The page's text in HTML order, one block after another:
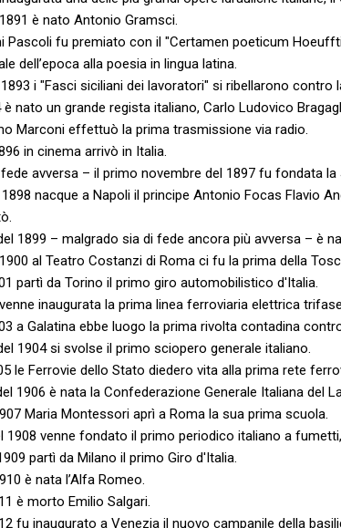
è nato Antonio Gramsci.
Pascoli fu premiato con il "Certamen poeticum
dell’epoca alla poesia in lingua latina.
i "Fasci siciliani dei lavoratori" si ribellarono contro
è nato un grande regista italiano, Carlo Ludovico
Marconi effettuò la prima trasmissione via radio.
in cinema arrivò in Italia.
avversa – il primo novembre del 1897 fu fondata la
nacque a Napoli il principe Antonio Focas Flavio
1899 – malgrado sia di fede ancora più avversa – è
al Teatro Costanzi di Roma ci fu la prima della
partì da Torino il primo giro automobilistico d'Italia.
inaugurata la prima linea ferroviaria elettrica
a Galatina ebbe luogo la prima rivolta contadina
1904 si svolse il primo sciopero generale italiano.
le Ferrovie dello Stato diedero vita alla prima rete
1906 è nata la Confederazione Generale Italiana del
Maria Montessori aprì a Roma la sua prima scuola.
1908 venne fondato il primo periodico italiano a
partì da Milano il primo Giro d'Italia.
è nata l’Alfa Romeo.
è morto Emilio Salgari.
fu inaugurato a Venezia il nuovo campanile della